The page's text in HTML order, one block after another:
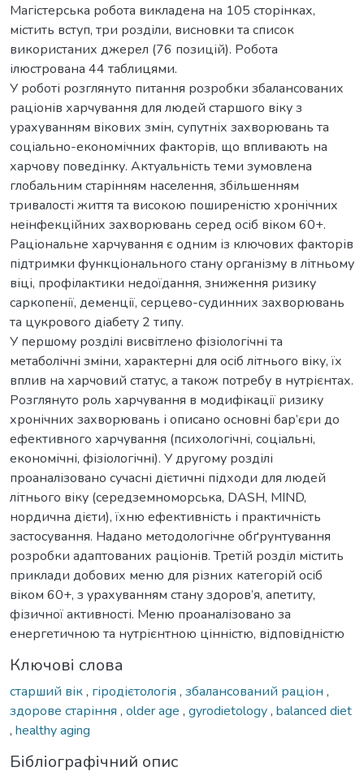
Магістерська робота викладена на 105 сторінках,
містить вступ, три розділи, висновки та список
використаних джерел (76 позицій). Робота
ілюстрована 44 таблицями.
У роботі розглянуто питання розробки збалансованих
раціонів харчування для людей старшого віку з
урахуванням вікових змін, супутніх захворювань та
соціально-економічних факторів, що впливають на
харчову поведінку. Актуальність теми зумовлена
глобальним старінням населення, збільшенням
тривалості життя та високою поширеністю хронічних
неінфекційних захворювань серед осіб віком 60+.
Раціональне харчування є одним із ключових факторів
підтримки функціонального стану організму в літньому
віці, профілактики недоїдання, зниження ризику
саркопенії, деменції, серцево-судинних захворювань
та цукрового діабету 2 типу.
У першому розділі висвітлено фізіологічні та
метаболічні зміни, характерні для осіб літнього віку, їх
вплив на харчовий статус, а також потребу в нутрієнтах.
Розглянуто роль харчування в модифікації ризику
хронічних захворювань і описано основні бар’єри до
ефективного харчування (психологічні, соціальні,
економічні, фізіологічні). У другому розділі
проаналізовано сучасні дієтичні підходи для людей
літнього віку (середземноморська, DASH, MIND,
нордична дієти), їхню ефективність і практичність
застосування. Надано методологічне обґрунтування
розробки адаптованих раціонів. Третій розділ містить
приклади добових меню для різних категорій осіб
віком 60+, з урахуванням стану здоров’я, апетиту,
фізичної активності. Меню проаналізовано за
енергетичною та нутрієнтною цінністю, відповідністю
Ключові слова
старший вік, гіродієтологія , збалансований раціон ,
здорове старіння , older age , gyrodietology, balanced diet
, healthy aging
Бібліографічний опис